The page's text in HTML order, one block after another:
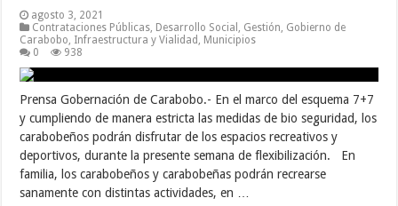
agosto 3, 2021
Contrataciones Públicas Desarrollo Social Gestión Gobierno de
Carabobo Infraestructura y Vialidad
Municipios
0
938
Prensa Gobernación de Carabobo.- En el marco del esquema 7+7
y cumpliendo de manera estricta las medidas de bio seguridad, los
carabobeños podrán disfrutar de los espacios recreativos y
deportivos, durante la presente semana de flexibilización. En
familia, los carabobeños y carabobeñas podrán recrearse
sanamente con distintas actividades, en …